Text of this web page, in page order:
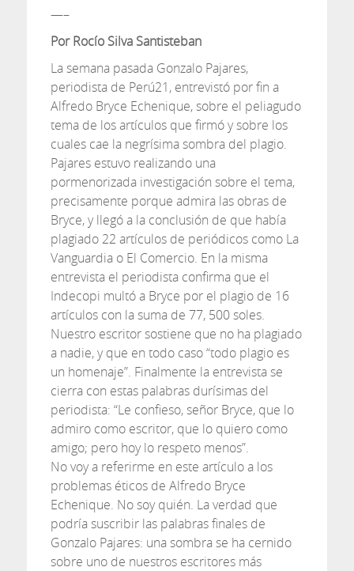
—–
Por Rocío Silva Santisteban
La semana pasada Gonzalo Pajares,
periodista de Perú21, entrevistó por fin a
Alfredo Bryce Echenique, sobre el peliagudo
tema de los artículos que firmó y sobre los
cuales cae la negrísima sombra del plagio.
Pajares estuvo realizando una
pormenorizada investigación sobre el tema,
precisamente porque admira las obras de
Bryce, y llegó a la conclusión de que había
plagiado 22 artículos de periódicos como La
Vanguardia o El Comercio. En la misma
entrevista el periodista confirma que el
Indecopi multó a Bryce por el plagio de 16
artículos con la suma de 77, 500 soles.
Nuestro escritor sostiene que no ha plagiado
a nadie, y que en todo caso “todo plagio es
un homenaje”. Finalmente la entrevista se
cierra con estas palabras durísimas del
periodista: “Le confieso, señor Bryce, que lo
admiro como escritor, que lo quiero como
amigo; pero hoy lo respeto menos”.
No voy a referirme en este artículo a los
problemas éticos de Alfredo Bryce
Echenique. No soy quién. La verdad que
podría suscribir las palabras finales de
Gonzalo Pajares: una sombra se ha cernido
sobre uno de nuestros escritores más